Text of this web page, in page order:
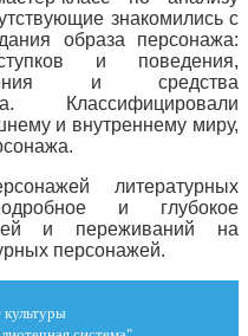
знакомились с
образа персонажа:
и поведения,
и средства
Классифицировали
и внутреннему миру,
литературных
и глубокое
и переживаний на
персонажей.